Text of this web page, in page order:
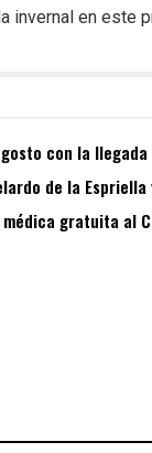
invernal en este
con la
de la
gratuita al